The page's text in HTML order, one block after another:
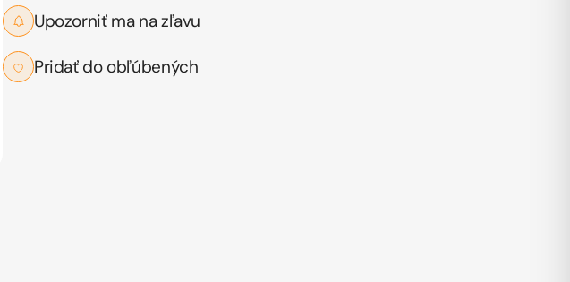
Upozorniť ma na zľavu
Pridať do obľúbených